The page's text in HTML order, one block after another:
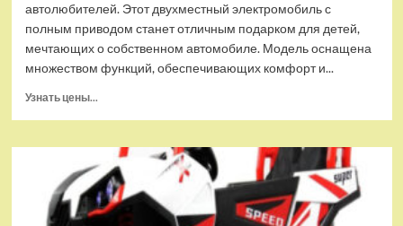
автолюбителей. Этот двухместный электромобиль с
полным приводом станет отличным подарком для детей,
мечтающих о собственном автомобиле. Модель оснащена
множеством функций, обеспечивающих комфорт и...
Узнать цены...
Детский
электромобиль
RiverToys
K999PX
белый